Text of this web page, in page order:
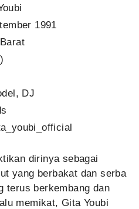
1991
DJ
dirinya sebagai
yang berbakat dan serba
terus berkembang dan
memikat, Gita Youbi